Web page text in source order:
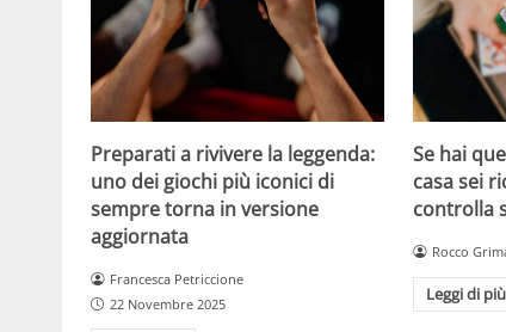
Preparati a rivivere la leggenda:
uno dei giochi più iconici di
sempre torna in versione
aggiornata
Francesca Petriccione
22 Novembre 2025
Se hai
casa sei
controlla
Rocco
Leggi di più